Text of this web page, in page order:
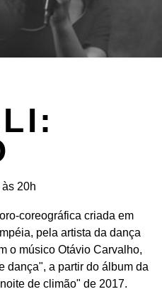
20h
coreográfica criada em
pela artista da dança
o músico Otávio Carvalho,
dança", a partir do álbum da
de climão" de 2017.